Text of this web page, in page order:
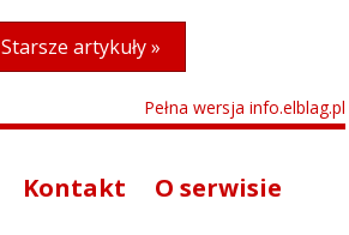
Starsze artykuły »
Pełna wersja info.elblag.pl
Kontakt
O serwisie